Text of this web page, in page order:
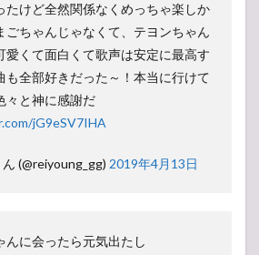
たけど全然関係なくめっちゃ楽しか
ごちゃんじゃなくて、テヨンちゃん
愛くて面白くて歌声は安定に最高す
も全部好きだった～！本当に行けて
々と神に感謝だ
jG9eSV7IHA
(@reiyoung_gg) 2019年4月13日
んに会ったら元気出たし